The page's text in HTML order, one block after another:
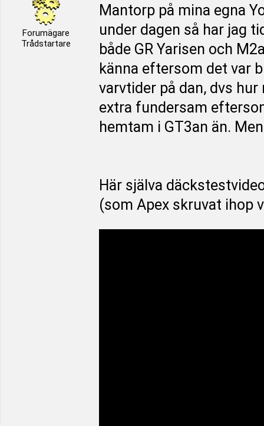
Forumägare
Trådstartare
Mantorp på mina egna
under dagen så har jag
både GR Yarisen och
känna eftersom det var
varvtider på dan, dvs
extra fundersam
hemtam i GT3an än.
Här själva
(som Apex skruvat ihop